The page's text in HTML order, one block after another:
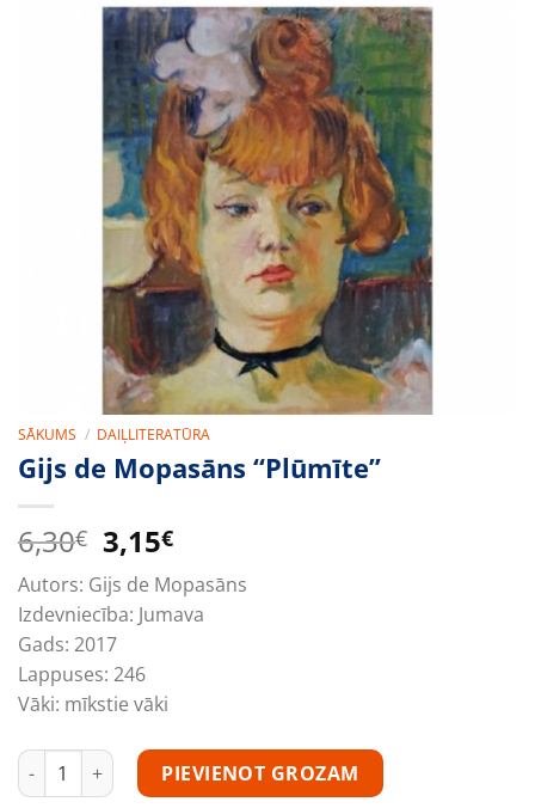
SĀKUMS / DAIĻLITERATŪRA
Gijs de Mopasāns “Plūmīte”
6,30€ Original
price
was:
6,30€.
3,15€Current
price
is:
3,15€.
Autors: Gijs de Mopasāns
Izdevniecība: Jumava
Gads: 2017
Lappuses: 246
Vāki: mīkstie vāki
Gijs de Mopasāns "Plūmīte" daudzums
PIEVIENOT GROZAM